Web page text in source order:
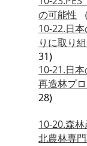
の可能性
10-22.日
りに取り
31)
10-21.日
再造林プ
28)
10-20.森
北農林専